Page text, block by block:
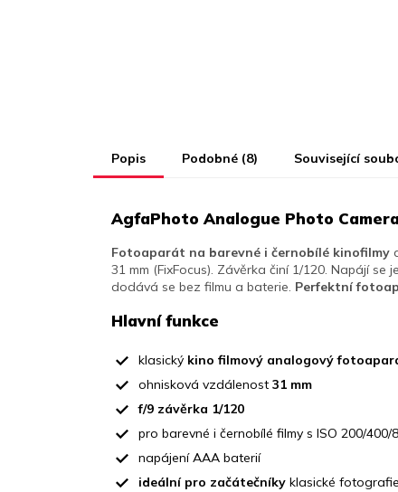
Popis Podobné (8) Související
AgfaPhoto Analogue Photo
Fotoaparát na barevné i černobílé kinofilmy
31 mm (FixFocus). Závěrka činí 1/120. Napájí
dodává se bez filmu a baterie. Perfektní
Hlavní funkce
klasický kino filmový analogový
ohnisková vzdálenost 31 mm
f/9 závěrka 1/120
pro barevné i černobílé filmy s ISO 200/400/
napájení AAA baterií
ideální pro začátečníky klasické fotografie